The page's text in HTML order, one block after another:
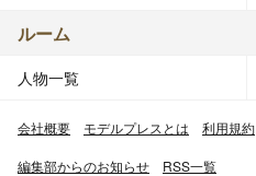
ルーム
人物一覧
会社概要 モデルプレスとは 利用規約
編集部からのお知らせ RSS一覧